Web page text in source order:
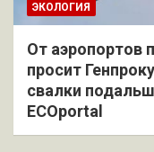
ЭКОЛОГИЯ
От аэропортов
просит
свалки
ECOportal